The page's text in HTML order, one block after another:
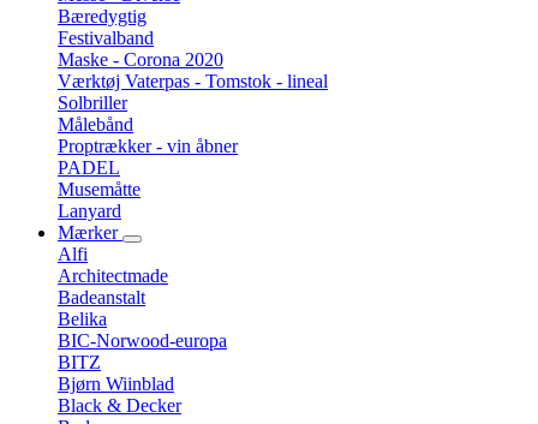
Bæredygtig
Festivalband
Maske - Corona 2020
Værktøj Vaterpas - Tomstok - lineal
Solbriller
Målebånd
Proptrækker - vin åbner
PADEL
Musemåtte
Lanyard
Mærker
Alfi
Architectmade
Badeanstalt
Belika
BIC-Norwood-europa
BITZ
Bjørn Wiinblad
Black & Decker